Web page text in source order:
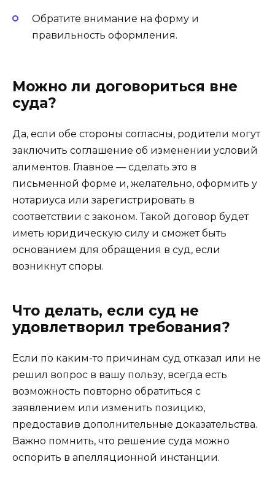
Обратите внимание на форму и
правильность оформления.
Можно ли договориться вне
суда?
Да, если обе стороны согласны, родители могут
заключить соглашение об изменении условий
алиментов. Главное — сделать это в
письменной форме и, желательно, оформить у
нотариуса или зарегистрировать в
соответствии с законом. Такой договор будет
иметь юридическую силу и сможет быть
основанием для обращения в суд, если
возникнут споры.
Что делать, если суд не
удовлетворил требования?
Если по каким-то причинам суд отказал или не
решил вопрос в вашу пользу, всегда есть
возможность повторно обратиться с
заявлением или изменить позицию,
предоставив дополнительные доказательства.
Важно помнить, что решение суда можно
оспорить в апелляционной инстанции.